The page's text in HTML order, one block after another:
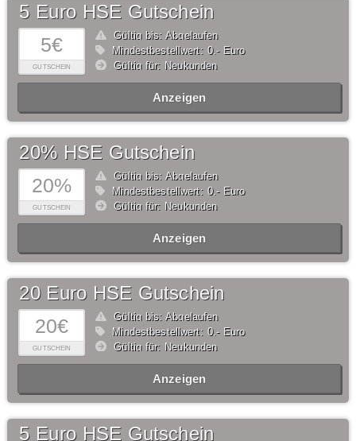
5€
GUTSCHEIN
5 Euro HSE Gutschein
Gültig bis: Abgelaufen
Mindestbestellwert: 0,- Euro
Gültig für: Neukunden
Anzeigen
20%
GUTSCHEIN
20% HSE Gutschein
Gültig bis: Abgelaufen
Mindestbestellwert: 0,- Euro
Gültig für: Neukunden
Anzeigen
20€
GUTSCHEIN
20 Euro HSE Gutschein
Gültig bis: Abgelaufen
Mindestbestellwert: 0,- Euro
Gültig für: Neukunden
Anzeigen
5 Euro HSE Gutschein